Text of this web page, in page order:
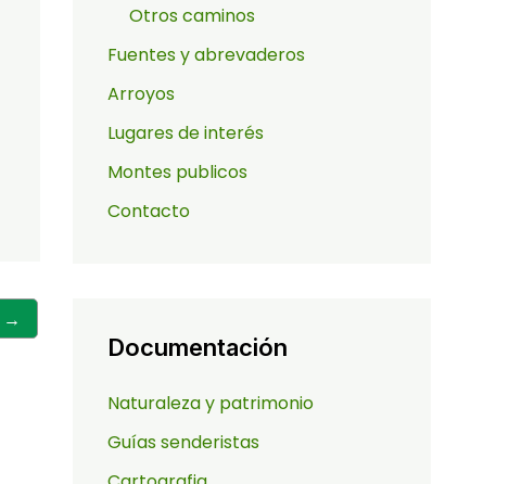
→
Otros caminos
Fuentes y abrevaderos
Arroyos
Lugares de interés
Montes publicos
Contacto
Documentación
Naturaleza y patrimonio
Guías senderistas